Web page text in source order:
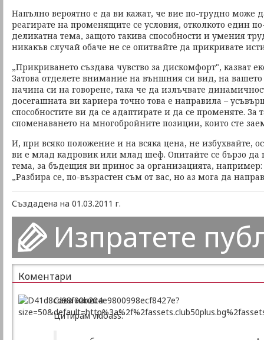
Напълно вероятно е да ви кажат, че вие по-трудно може
реагирате на променящите се условия, отколкото един
деликатна тема, защото такива способности и умения
никакъв случай обаче не се опитвайте да прикривате
„Прикриването създава чувство за дискомфорт", казват
Затова отделете внимание на външния си вид, на вашето
начина си на говорене, така че да излъчвате
досегашната ви кариера точно това е направила –
способностите ви да се адаптирате и да се променяте. За
споменаването на многобройните позиции, които сте
И, при всяко положение и на всяка цена, не избухвайте,
ви е млад кадровик или млад шеф. Опитайте се бързо да
тема, за бъдещия ви принос за организацията, например:
„Разбира се, по-възрастен съм от вас, но аз мога да
Създадена на 01.03.2011 г.
Изпратете
Коментари
Сава написа:
Цитирам vidoass: